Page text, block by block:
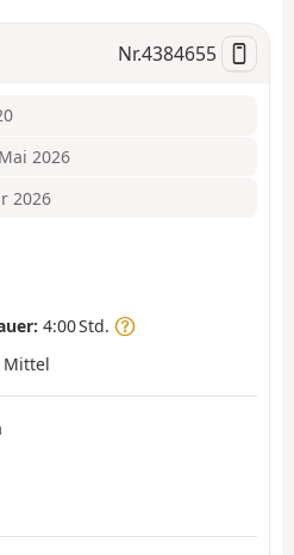
Nr.4384655
2026
2026
4:00 Std.
Mittel